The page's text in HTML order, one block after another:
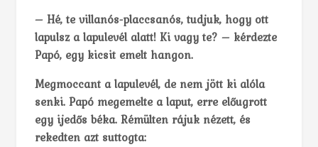
– Hé, te villanós-placcsanós, tudjuk, hogy ott
lapulsz a lapulevél alatt! Ki vagy te? – kérdezte
Papó, egy kicsit emelt hangon.
Megmoccant a lapulevél, de nem jött ki alóla
senki. Papó megemelte a laput, erre előugrott
egy ijedős béka. Rémülten rájuk nézett, és
rekedten azt suttogta: